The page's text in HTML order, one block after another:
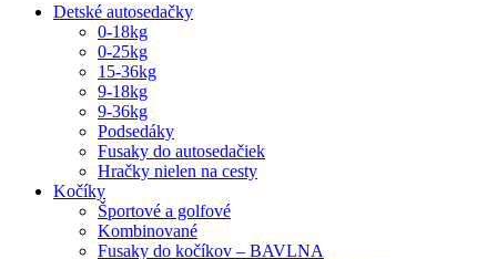
Detské autosedačky
0-18kg
0-25kg
15-36kg
9-18kg
9-36kg
Podsedáky
Fusaky do autosedačiek
Hračky nielen na cesty
Kočíky
Športové a golfové
Kombinované
Fusaky do kočíkov – BAVLNA